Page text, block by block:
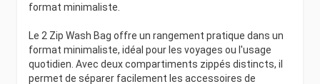
format minimaliste.
Le 2 Zip Wash Bag offre un rangement pratique dans un
format minimaliste, idéal pour les voyages ou l'usage
quotidien. Avec deux compartiments zippés distincts, il
permet de séparer facilement les accessoires de